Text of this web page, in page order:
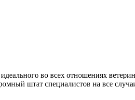
во всех отношениях
штат специалистов на все